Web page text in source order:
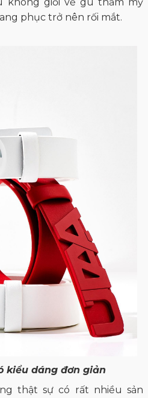
phục trở nên rối mắt.
kiểu dáng đơn giản
thật sự có rất nhiều sản